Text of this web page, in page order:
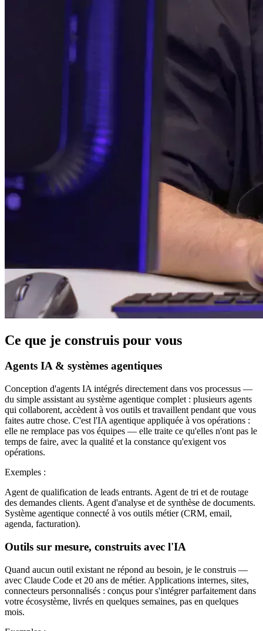
Ce que je construis pour vous
Agents IA & systèmes agentiques
Conception d'agents IA intégrés directement dans vos processus —
du simple assistant au système agentique complet : plusieurs agents
qui collaborent, accèdent à vos outils et travaillent pendant que vous
faites autre chose. C'est l'IA agentique appliquée à vos opérations :
elle ne remplace pas vos équipes — elle traite ce qu'elles n'ont pas le
temps de faire, avec la qualité et la constance qu'exigent vos
opérations.
Exemples :
Agent de qualification de leads entrants. Agent de tri et de routage
des demandes clients. Agent d'analyse et de synthèse de documents.
Système agentique connecté à vos outils métier (CRM, email,
agenda, facturation).
Outils sur mesure, construits avec l'IA
Quand aucun outil existant ne répond au besoin, je le construis —
avec Claude Code et 20 ans de métier. Applications internes, sites,
connecteurs personnalisés : conçus pour s'intégrer parfaitement dans
votre écosystème, livrés en quelques semaines, pas en quelques
mois.